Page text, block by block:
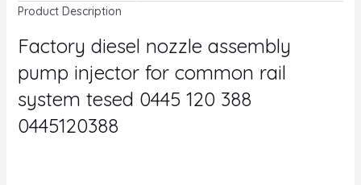
Product Description
Factory diesel nozzle assembly
pump injector for common rail
system tesed 0445 120 388
0445120388